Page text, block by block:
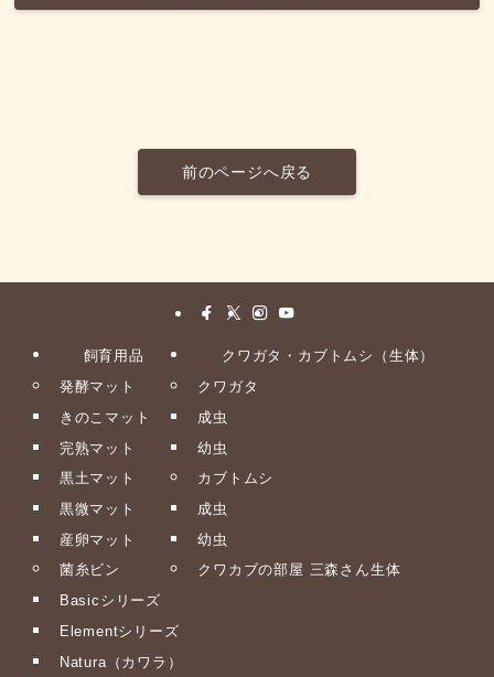
前のページへ戻る
飼育用品
発酵マット
きのこマット
完熟マット
黒土マット
黒微マット
産卵マット
菌糸ビン
Basicシリーズ
Elementシリーズ
Natura（カワラ）
クワガタ・カブトムシ（生体）
クワガタ
成虫
幼虫
カブトムシ
成虫
幼虫
クワカブの部屋 三森さん生体